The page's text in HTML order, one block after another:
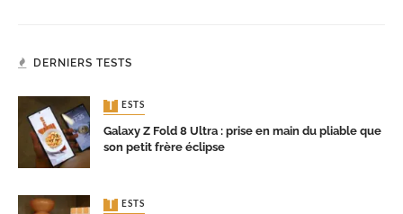
DERNIERS TESTS
TESTS
Galaxy Z Fold 8 Ultra : prise en main du pliable que
son petit frère éclipse
TESTS